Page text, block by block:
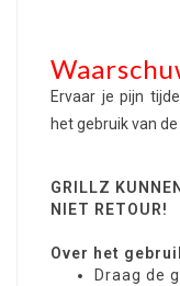
Ervaar je pijn
het gebruik van de
GRILLZ
NIET RETOUR!
Over het
Draag de